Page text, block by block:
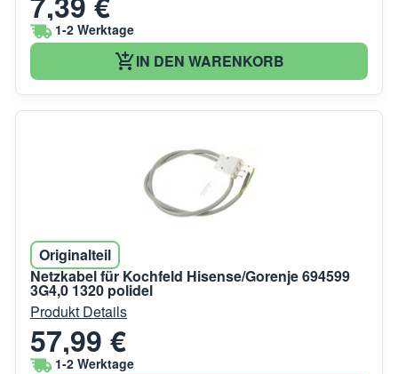
1-2 Werktage
IN DEN WARENKORB
Originalteil
Netzkabel für Kochfeld Hisense/Gorenje 694599
3G4,0 1320 polidel
Produkt Details
57,99 €
1-2 Werktage